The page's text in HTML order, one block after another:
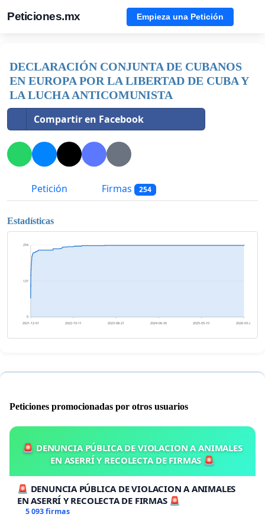
Peticiones.mx Empieza una Petición
DECLARACIÓN CONJUNTA DE CUBANOS
EN EUROPA POR LA LIBERTAD DE CUBA Y
LA LUCHA ANTICOMUNISTA
Compartir en Facebook
Petición Firmas 254
Estadísticas
0
127
254
2021-12-01 2022-10-11 2023-08-21 2024-06-30 2025-05-10 2026-03-20
Peticiones promocionadas por otros usuarios
🚨 DENUNCIA PÚBLICA DE VIOLACION A ANIMALES
EN ASERRÍ Y RECOLECTA DE FIRMAS 🚨
🚨 DENUNCIA PÚBLICA DE VIOLACION A ANIMALES
EN ASERRÍ Y RECOLECTA DE FIRMAS 🚨
5 093 firmas